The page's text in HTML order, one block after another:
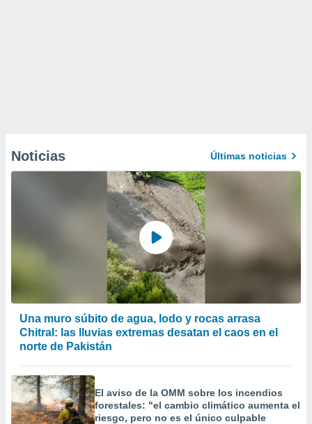
Noticias Últimas noticias
Una muro súbito de agua, lodo y rocas arrasa
Chitral: las lluvias extremas desatan el caos en el
norte de Pakistán
El aviso de la OMM sobre los incendios
forestales: "el cambio climático aumenta el
riesgo, pero no es el único culpable